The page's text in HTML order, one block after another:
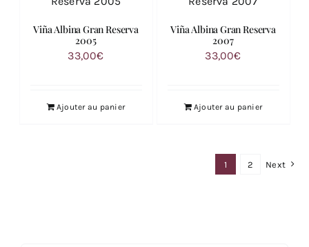
Viña Albina Gran Reserva
2005
33,00€
Ajouter au panier
Viña Albina Gran Reserva
2007
33,00€
Ajouter au panier
1 2 Next